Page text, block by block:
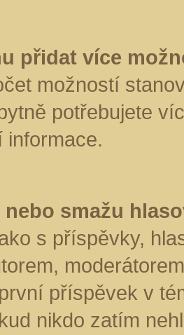
přidat více
možností
potřebujete
informace.
smažu
s příspěvky,
příspěvek v
nikdo zatím